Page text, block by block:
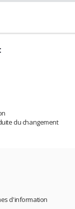
du changement
d'information